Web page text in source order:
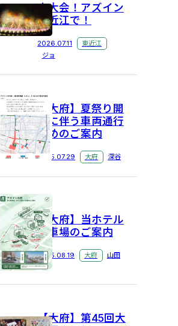
火大会！アズイン
東近江で！
2026.07.11
東近江
ジョ
【大府】夏祭り開
催に伴う車両通行
止めのご案内
2025.07.29 大府 深谷
【大府】当ホテル
駐車場のご案内
2025.08.19 大府 山田
【大府】第45回大